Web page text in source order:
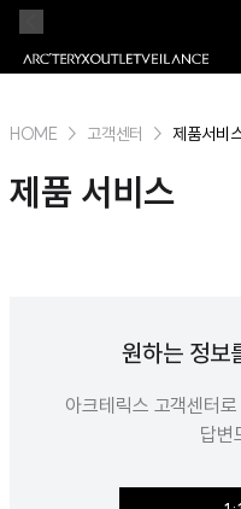
HOME > 고객센터 > 제품서비
제품 서비스
원하는 정보
아크테릭스 고객센터
답변